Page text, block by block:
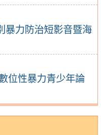
暴力防治短影音暨海
位性暴力青少年論